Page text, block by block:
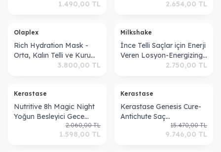
Elektriklenme Karşıtı
1.490,00 TL 2.654,00 TL
Olaplex
Rich Hydration Mask -
Orta, Kalın Telli ve Kuru
Saçlar İçin Yoğun3.800,00 TL
Milkshake
İnce Telli Saçlar için Enerji
Veren Losyon-Energizing
Blend Scalp Treatment 4 x
2.750,00 TL
Kerastase
Nutritive 8h Magic Night
Yoğun Besleyici Gece
2.060,00TL
1.598,00 TL
Kerastase
Kerastase Genesis Cure-
Antichute Saç
Dökülmesine Karşı Yoğun
Bakım Kürü 42*6ml
15.470,00TL
9.746,00 TL